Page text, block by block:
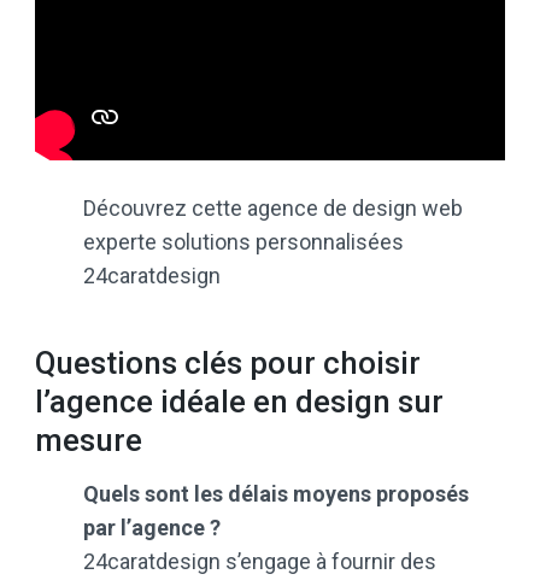
Découvrez cette agence de design web
experte solutions personnalisées
24caratdesign
Questions clés pour choisir
l’agence idéale en design sur
mesure
Quels sont les délais moyens proposés
par l’agence ?
24caratdesign s’engage à fournir des